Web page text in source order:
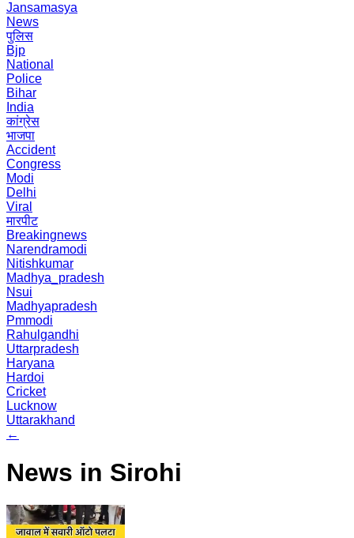
Jansamasya
News
पुलिस
Bjp
National
Police
Bihar
India
कांग्रेस
भाजपा
Accident
Congress
Modi
Delhi
Viral
मारपीट
Breakingnews
Narendramodi
Nitishkumar
Madhya_pradesh
Nsui
Madhyapradesh
Pmmodi
Rahulgandhi
Uttarpradesh
Haryana
Hardoi
Cricket
Lucknow
Uttarakhand
←
News in Sirohi